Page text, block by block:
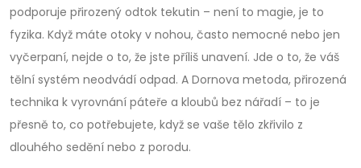
podporuje přirozený odtok tekutin – není to magie, je to
fyzika. Když máte otoky v nohou, často nemocné nebo jen
vyčerpaní, nejde o to, že jste příliš unavení. Jde o to, že váš
tělní systém neodvádí odpad. A Dornova metoda, přirozená
technika k vyrovnání páteře a kloubů bez nářadí – to je
přesně to, co potřebujete, když se vaše tělo zkřivilo z
dlouhého sedění nebo z porodu.